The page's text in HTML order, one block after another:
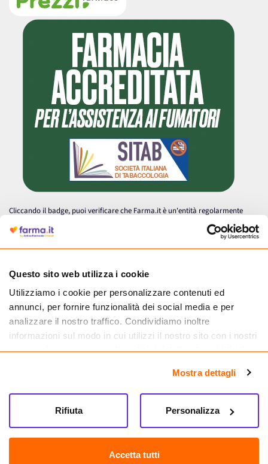
Questo sito web utilizza i cookie
Utilizziamo i cookie per personalizzare contenuti ed
annunci, per fornire funzionalità dei social media e per
analizzare il nostro traffico. Condividiamo inoltre
informazioni sul modo in cui utilizzi il nostro sito con i nostri
partner che si occupano di analisi dei dati web, pubblicità e
informazioni che hai fornito loro o che hanno raccolto dal
tuo utilizzo dei loro servizi.
Mostra dettagli
Accetta tutti
Personalizza
Rifiuta
Cliccando il badge, puoi verificare che Farma.it è un'entità regolarmente
autorizzata dal Ministero della Salute a effettuare la vendita online di
medicinali.
Farma.it S.a.s. P. IVA 07417261216 REA: NA-884088
CREDITS
Sede legale Via delle Repubbliche Marinare 128, 80147 Napoli